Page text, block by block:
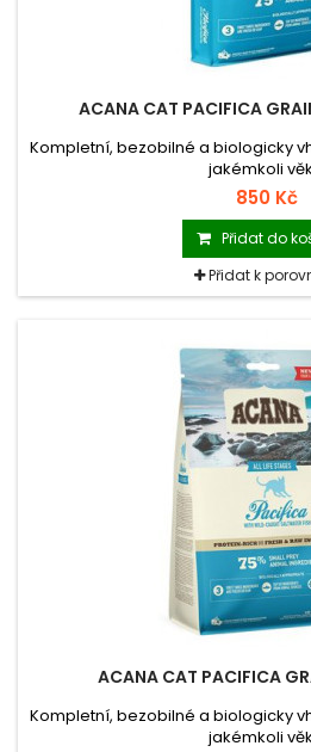
ACANA CAT PACIFICA
Kompletní, bezobilné a biologicky
jakémkoli
850 Kč
Přidat do
Přidat k
ACANA CAT PACIFICA
Kompletní, bezobilné a biologicky
jakémkoli